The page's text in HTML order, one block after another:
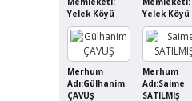
Yelek Köyü
Yelek Köyü
Merhum
Adı:Gülhanim
ÇAVUŞ
Merhum
Adı:Saime
SATILMIŞ